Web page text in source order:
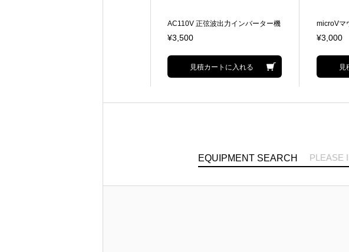
AC110V 正弦波出力インバーター機
リーチャージ機能付
¥3,500
見積カートに入れる
microVマ
圧 14.4V
¥3,000
見
EQUIPMENT SEARCH